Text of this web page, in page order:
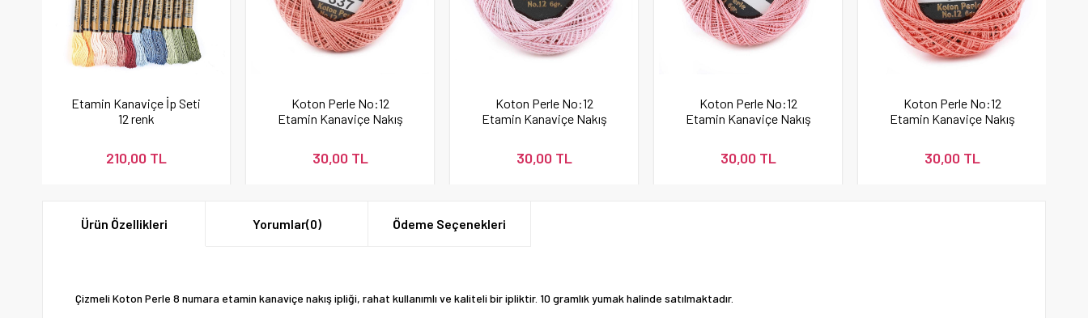
Etamin Kanaviçe İp Seti
12 renk
210,00 TL
Koton Perle No:12
Etamin Kanaviçe Nakış
30,00 TL
Koton Perle No:12
Etamin Kanaviçe Nakış
30,00 TL
Koton Perle No:12
Etamin Kanaviçe Nakış
30,00 TL
Koton Perle No:12
Etamin Kanaviçe Nakış
30,00 TL
Ürün Özellikleri Yorumlar(0) Ödeme Seçenekleri
Çizmeli Koton Perle 8 numara etamin kanaviçe nakış ipliği, rahat kullanımlı ve kaliteli bir ipliktir. 10 gramlık yumak halinde satılmaktadır.